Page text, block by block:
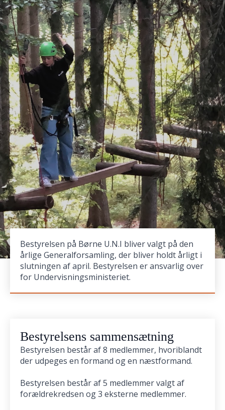
Bestyrelsen på Børne U.N.I bliver valgt på den
årlige Generalforsamling, der bliver holdt årligt i
slutningen af april. Bestyrelsen er ansvarlig over
for Undervisningsministeriet.
Bestyrelsens sammensætning
Bestyrelsen består af 8 medlemmer, hvoriblandt
der udpeges en formand og en næstformand.
Bestyrelsen består af 5 medlemmer valgt af
forældrekredsen og 3 eksterne medlemmer.